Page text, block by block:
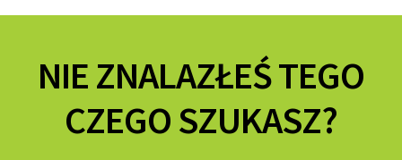
NIE ZNALAZŁEŚ TEGO
CZEGO SZUKASZ?